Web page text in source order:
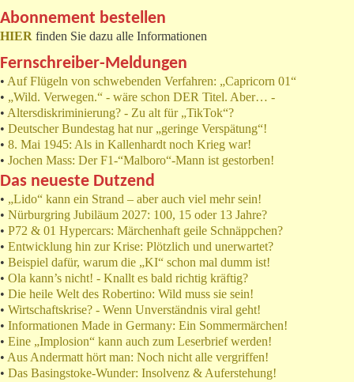
Abonnement bestellen
HIER finden Sie dazu alle Informationen
Fernschreiber-Meldungen
• Auf Flügeln von schwebenden Verfahren: „Capricorn 01“
• „Wild. Verwegen.“ - wäre schon DER Titel. Aber… -
• Altersdiskriminierung? - Zu alt für „TikTok“?
• Deutscher Bundestag hat nur „geringe Verspätung“!
• 8. Mai 1945: Als in Kallenhardt noch Krieg war!
• Jochen Mass: Der F1-“Malboro“-Mann ist gestorben!
Das neueste Dutzend
• „Lido“ kann ein Strand – aber auch viel mehr sein!
• Nürburgring Jubiläum 2027: 100, 15 oder 13 Jahre?
• P72 & 01 Hypercars: Märchenhaft geile Schnäppchen?
• Entwicklung hin zur Krise: Plötzlich und unerwartet?
• Beispiel dafür, warum die „KI“ schon mal dumm ist!
• Ola kann’s nicht! - Knallt es bald richtig kräftig?
• Die heile Welt des Robertino: Wild muss sie sein!
• Wirtschaftskrise? - Wenn Unverständnis viral geht!
• Informationen Made in Germany: Ein Sommermärchen!
• Eine „Implosion“ kann auch zum Leserbrief werden!
• Aus Andermatt hört man: Noch nicht alle vergriffen!
• Das Basingstoke-Wunder: Insolvenz & Auferstehung!